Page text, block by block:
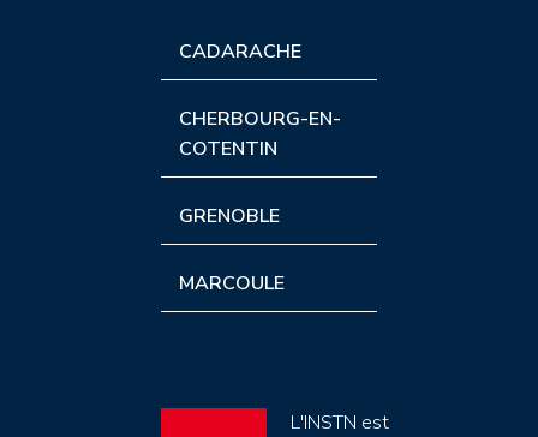
CADARACHE
CHERBOURG-EN-
COTENTIN
GRENOBLE
MARCOULE
L'INSTN est